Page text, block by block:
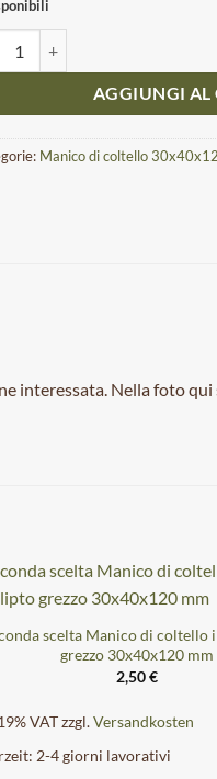
AGGIUNGI AL
Manico di coltello
interessata. Nella foto
scelta Manico di coltello
grezzo 30x40x120 mm
2,50€
VATzzgl.Versandkosten
2-4 giorni lavorativi